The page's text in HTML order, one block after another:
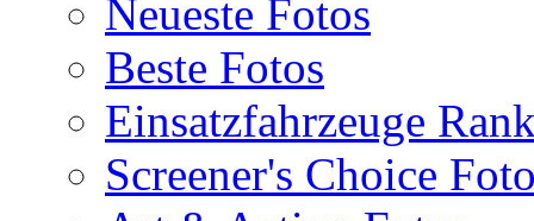
Neueste Fotos
Beste Fotos
Einsatzfahrzeuge
Screener's Choice